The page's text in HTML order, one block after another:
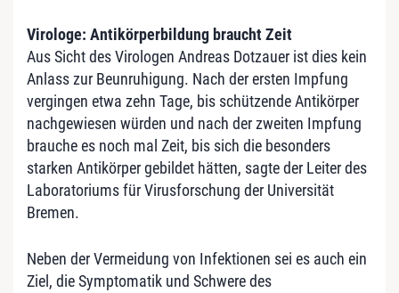
Virologe: Antikörperbildung braucht Zeit
Aus Sicht des Virologen Andreas Dotzauer ist dies kein
Anlass zur Beunruhigung. Nach der ersten Impfung
vergingen etwa zehn Tage, bis schützende Antikörper
nachgewiesen würden und nach der zweiten Impfung
brauche es noch mal Zeit, bis sich die besonders
starken Antikörper gebildet hätten, sagte der Leiter des
Laboratoriums für Virusforschung der Universität
Bremen.
Neben der Vermeidung von Infektionen sei es auch ein
Ziel, die Symptomatik und Schwere des